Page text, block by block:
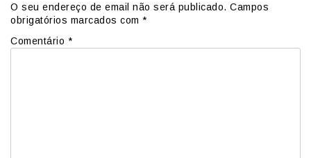
O seu endereço de email não será publicado. Campos
obrigatórios marcados com *
Comentário *